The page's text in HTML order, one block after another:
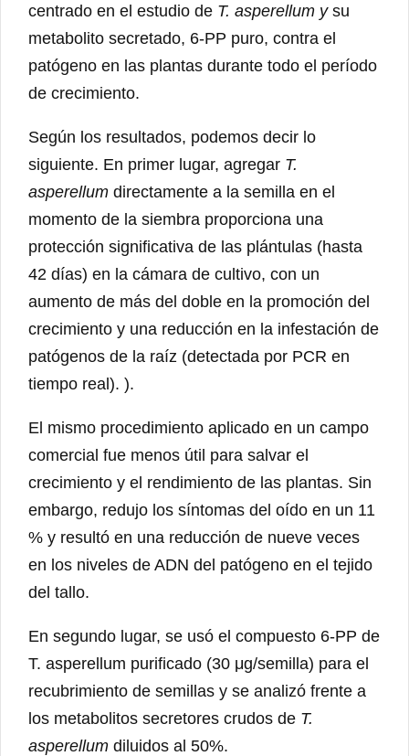
centrado en el estudio de T. asperellum ysu
metabolito secretado, 6-PP puro, contra el
patógeno en las plantas durante todo el período
de crecimiento.
Según los resultados, podemos decir lo
siguiente. En primer lugar, agregar T.
asperellum directamente a la semilla en el
momento de la siembra proporciona una
protección significativa de las plántulas (hasta
42 días) en la cámara de cultivo, con un
aumento de más del doble en la promoción del
crecimiento y una reducción en la infestación de
patógenos de la raíz (detectada por PCR en
tiempo real). ).
El mismo procedimiento aplicado en un campo
comercial fue menos útil para salvar el
crecimiento y el rendimiento de las plantas. Sin
embargo, redujo los síntomas del oído en un 11
% y resultó en una reducción de nueve veces
en los niveles de ADN del patógeno en el tejido
del tallo.
En segundo lugar, se usó el compuesto 6-PP de
T. asperellum purificado (30 μg/semilla) para el
recubrimiento de semillas y se analizó frente a
los metabolitos secretores crudos de T.
asperellum diluidos al 50%.